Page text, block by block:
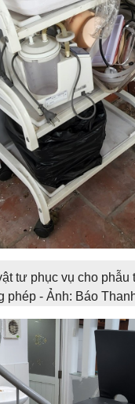
tư phục vụ cho phẫu
phép - Ảnh: Báo